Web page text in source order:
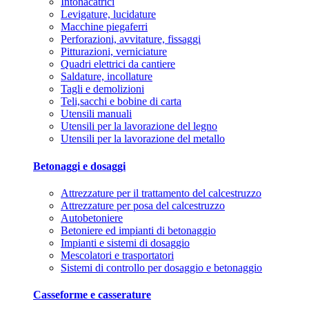
Levigature, lucidature
Macchine piegaferri
Perforazioni, avvitature, fissaggi
Pitturazioni, verniciature
Quadri elettrici da cantiere
Saldature, incollature
Tagli e demolizioni
Teli,sacchi e bobine di carta
Utensili manuali
Utensili per la lavorazione del legno
Utensili per la lavorazione del metallo
Betonaggi e dosaggi
Attrezzature per il trattamento del calcestruzzo
Attrezzature per posa del calcestruzzo
Autobetoniere
Betoniere ed impianti di betonaggio
Impianti e sistemi di dosaggio
Mescolatori e trasportatori
Sistemi di controllo per dosaggio e betonaggio
Casseforme e casserature